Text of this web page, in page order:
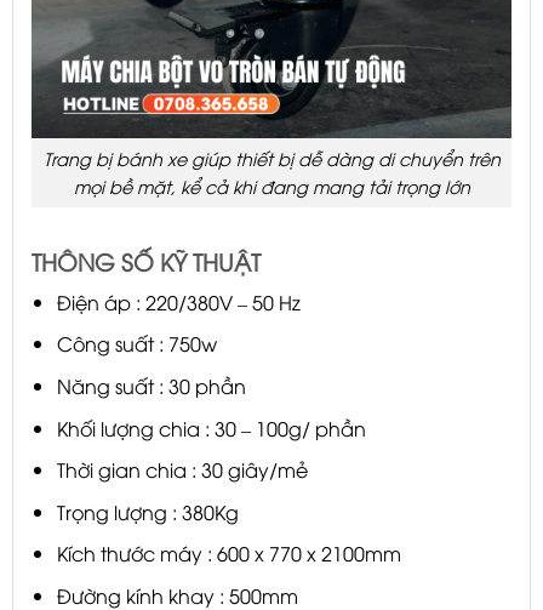
Trang bị bánh xe giúp thiết bị dễ dàng di chuyển trên
mọi bề mặt, kể cả khi đang mang tải trọng lớn
THÔNG SỐ KỸ THUẬT
Điện áp : 220/380V – 50 Hz
Công suất : 750w
Năng suất : 30 phần
Khối lượng chia : 30 – 100g/ phần
Thời gian chia : 30 giây/mẻ
Trọng lượng : 380Kg
Kích thước máy : 600 x 770 x 2100mm
Đường kính khay : 500mm